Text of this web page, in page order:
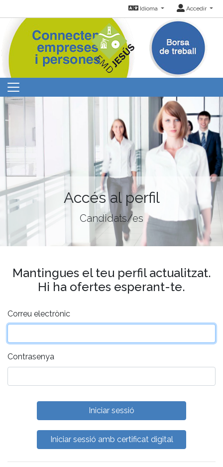
Idioma Accedir
Accés al perfil
Candidats/es
Mantingues el teu perfil actualitzat.
Hi ha ofertes esperant-te.
Correu electrònic
Contrasenya